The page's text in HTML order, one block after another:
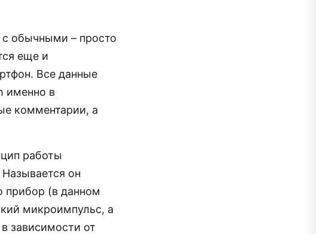
обычными – просто
еще и
Все данные
именно в
комментарии, а
работы
он
прибор (в данном
микроимпульс, а
зависимости от